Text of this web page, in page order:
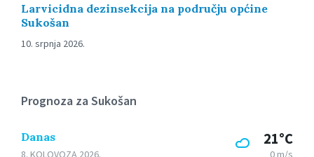
Larvicidna dezinsekcija na području općine
Sukošan
10. srpnja 2026.
Prognoza za Sukošan
Danas
8. KOLOVOZA 2026.
21°C
0 m/s